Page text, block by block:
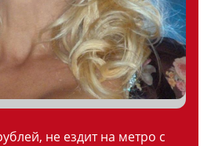
не ездит на метро с